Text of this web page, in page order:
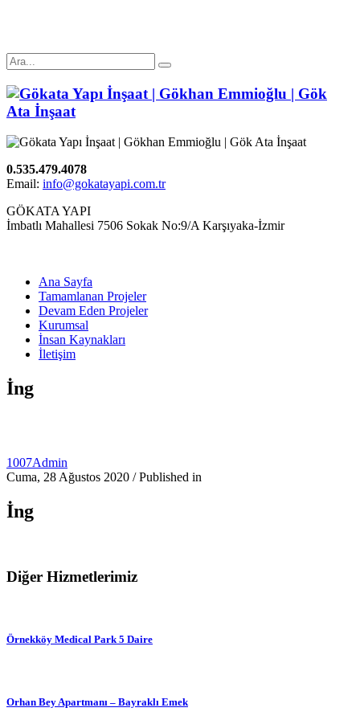
0.535.479.4078
Email: info@gokatayapi.com.tr
GÖKATA YAPI
İmbatlı Mahallesi 7506 Sokak No:9/A Karşıyaka-İzmir
Ana Sayfa
Tamamlanan Projeler
Devam Eden Projeler
Kurumsal
İnsan Kaynakları
İletişim
İng
1007Admin
Cuma, 28 Ağustos 2020 /Published in
İng
Diğer Hizmetlerimiz
Örnekköy Medical Park 5 Daire
Orhan Bey Apartmanı – Bayraklı Emek